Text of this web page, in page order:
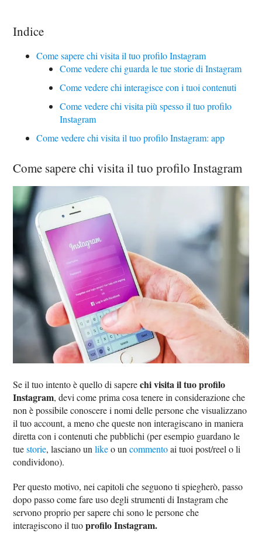
Indice
Come sapere chi visita il tuo profilo Instagram
Come vedere chi guarda le tue storie di Instagram
Come vedere chi interagisce con i tuoi contenuti
Come vedere chi visita più spesso il tuo profilo
Instagram
Come vedere chi visita il tuo profilo Instagram: app
Come sapere chi visita il tuo profilo Instagram
Se il tuo intento è quello di saperechi visita il tuo profilo
Instagram, devi come prima cosa tenere in considerazione che
non è possibile conoscere i nomi delle persone che visualizzano
il tuo account, a meno che queste non interagiscano in maniera
diretta con i contenuti che pubblichi (per esempio guardano le
tuestorie, lasciano unlikeo uncommentoai tuoi post/reel o li
condividono).
Per questo motivo, nei capitoli che seguono ti spiegherò, passo
dopo passo come fare uso degli strumenti di Instagram che
servono proprio per sapere chi sono le persone che
interagiscono il tuoprofilo Instagram.